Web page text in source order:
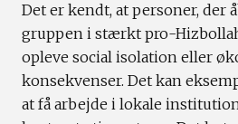
Det er kendt, at personer, der
gruppen i stærkt pro-
opleve social isolation eller
konsekvenser. Det kan
at få arbejde i lokale